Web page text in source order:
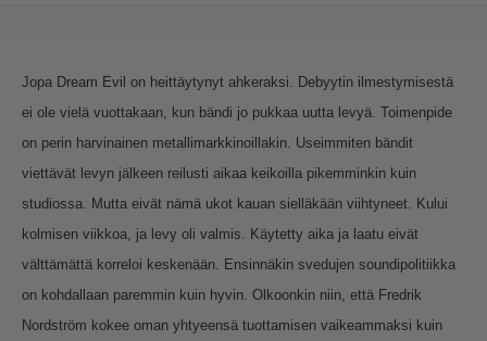
Jopa Dream Evil on heittäytynyt ahkeraksi. Debyytin ilmestymisestä
ei ole vielä vuottakaan, kun bändi jo pukkaa uutta levyä. Toimenpide
on perin harvinainen metallimarkkinoillakin. Useimmiten bändit
viettävät levyn jälkeen reilusti aikaa keikoilla pikemminkin kuin
studiossa. Mutta eivät nämä ukot kauan sielläkään viihtyneet. Kului
kolmisen viikkoa, ja levy oli valmis. Käytetty aika ja laatu eivät
välttämättä korreloi keskenään. Ensinnäkin svedujen soundipolitiikka
on kohdallaan paremmin kuin hyvin. Olkoonkin niin, että Fredrik
Nordström kokee oman yhtyeensä tuottamisen vaikeammaksi kuin